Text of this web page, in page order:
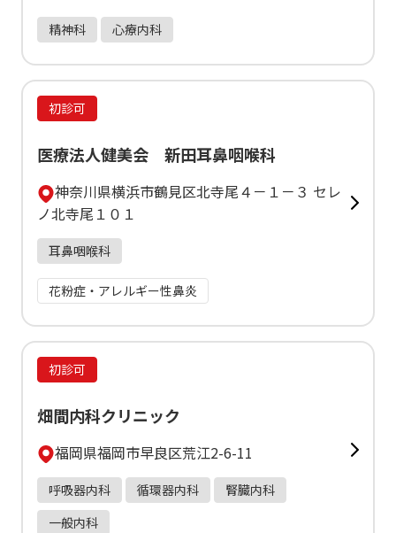
精神科 心療内科
初診可
医療法人健美会 新田耳鼻咽喉科
神奈川県横浜市鶴見区北寺尾４－１－３ セレ
ノ北寺尾１０１
耳鼻咽喉科
花粉症・アレルギー性鼻炎
初診可
畑間内科クリニック
福岡県福岡市早良区荒江2-6-11
呼吸器内科 循環器内科
腎臓内科
一般内科